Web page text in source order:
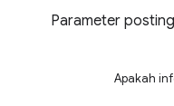
Parameter
Apakah